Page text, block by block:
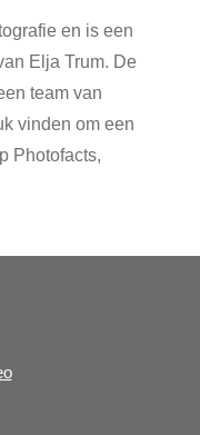
en is een
Elja Trum. De
team van
vinden om een
Photofacts,